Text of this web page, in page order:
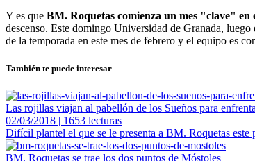
Y es que BM. Roquetas comienza un mes "clave"
descenso. Este domingo Universidad de Granada,
de la temporada en este mes de febrero y el equipo es
También te puede interesar
Las rojillas viajan al pabellón de los Sueños para
02/03/2018 | 1653 lecturas
Difícil plantel el que se le presenta a BM. Roquetas este
BM. Roquetas se trae los dos puntos de Móstoles